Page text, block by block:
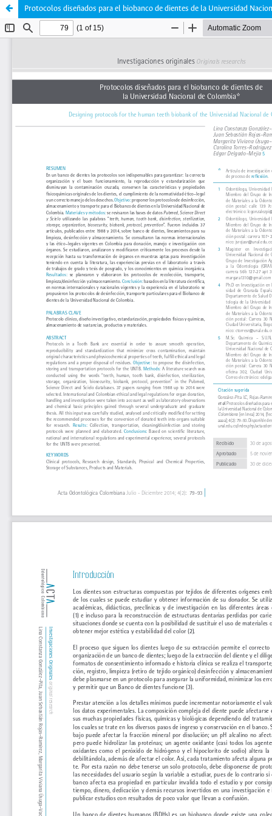
Protocolos diseñados para el biobanco de dientes de la Universidad